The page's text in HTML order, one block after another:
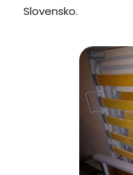
Slovensko.